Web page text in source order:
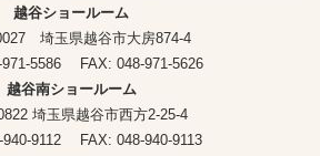
越谷ショールーム
埼玉県越谷市大房874-4
971-5586 FAX: 048-971-5626
越谷南ショールーム
埼玉県越谷市西方2-25-4
940-9112 FAX: 048-940-9113